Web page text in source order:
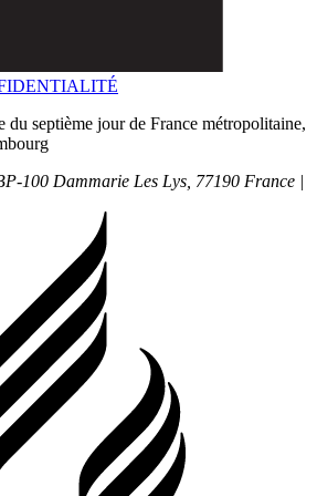
septième jour de France métropolitaine,
100 Dammarie Les Lys, 77190 France |